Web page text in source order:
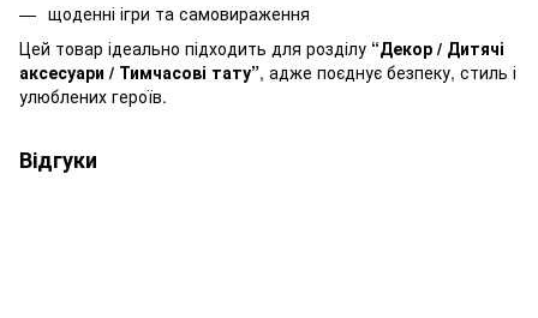
щоденні ігри та самовираження
Цей товар ідеально підходить для розділу “Декор / Дитячі
аксесуари / Тимчасові тату”, адже поєднує безпеку, стиль і
улюблених героїв.
Відгуки